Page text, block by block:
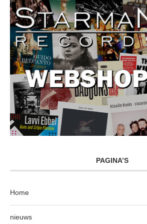
PAGINA’S
Home
nieuws